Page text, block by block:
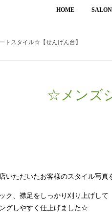
HOME SALON
トスタイル☆【せんげん台】
☆メンズ
いただいたお客様のスタイル写真
ク、襟足をしっかり刈り上げして
グしやすく仕上げました☆